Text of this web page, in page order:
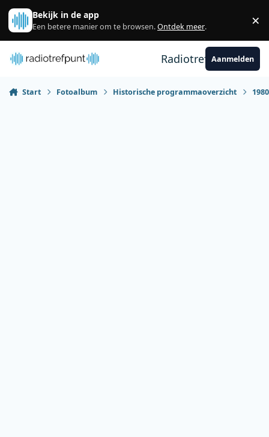
Spring naar bijdragen
Bekijk in de app
Een betere manier om te browsen.Ontdek meer. ×
RadiotrefpuntAanmelden
Start Fotoalbum Historische programmaoverzicht 1980